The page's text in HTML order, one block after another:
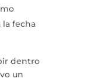
la fecha
dentro
un